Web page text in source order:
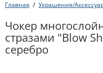
Главная Украшения/
Чокер
стразами "Blow
серебро